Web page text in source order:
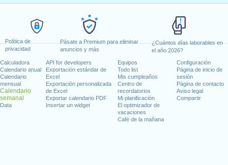
Política de
privacidad
Pásate a Premium para eliminar
anuncios y más
¿Cuántos días laborables en
el año 2026?
Calculadora
Calendario anual
Calendario
mensual
Calendario
semanal
Data
API for developers
Exportación estándar de
Excel
Exportación personalizada
de Excel
Exportar calendario PDF
Insertar un widget
Equipos
Todo list
Mis cumpleaños
Centro de
recordatorios
Mi planificación
El optimizador de
vacaciones
Café de la mañana
Configuración
Página de inicio de
sesión
Página de contacto
Aviso legal
Compartir